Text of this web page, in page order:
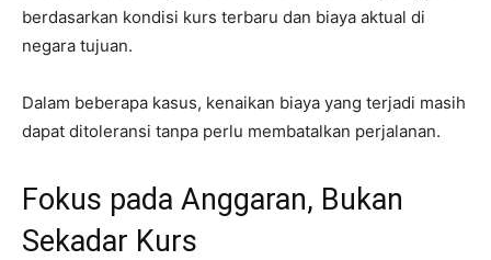
berdasarkan kondisi kurs terbaru dan biaya aktual di
negara tujuan.
Dalam beberapa kasus, kenaikan biaya yang terjadi masih
dapat ditoleransi tanpa perlu membatalkan perjalanan.
Fokus pada Anggaran, Bukan
Sekadar Kurs